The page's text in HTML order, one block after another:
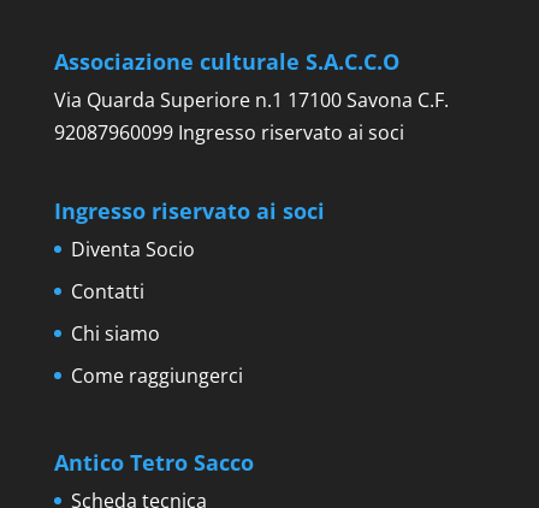
Associazione culturale S.A.C.C.O
Via Quarda Superiore n.1 17100 Savona C.F.
92087960099 Ingresso riservato ai soci
Ingresso riservato ai soci
Diventa Socio
Contatti
Chi siamo
Come raggiungerci
Antico Tetro Sacco
Scheda tecnica